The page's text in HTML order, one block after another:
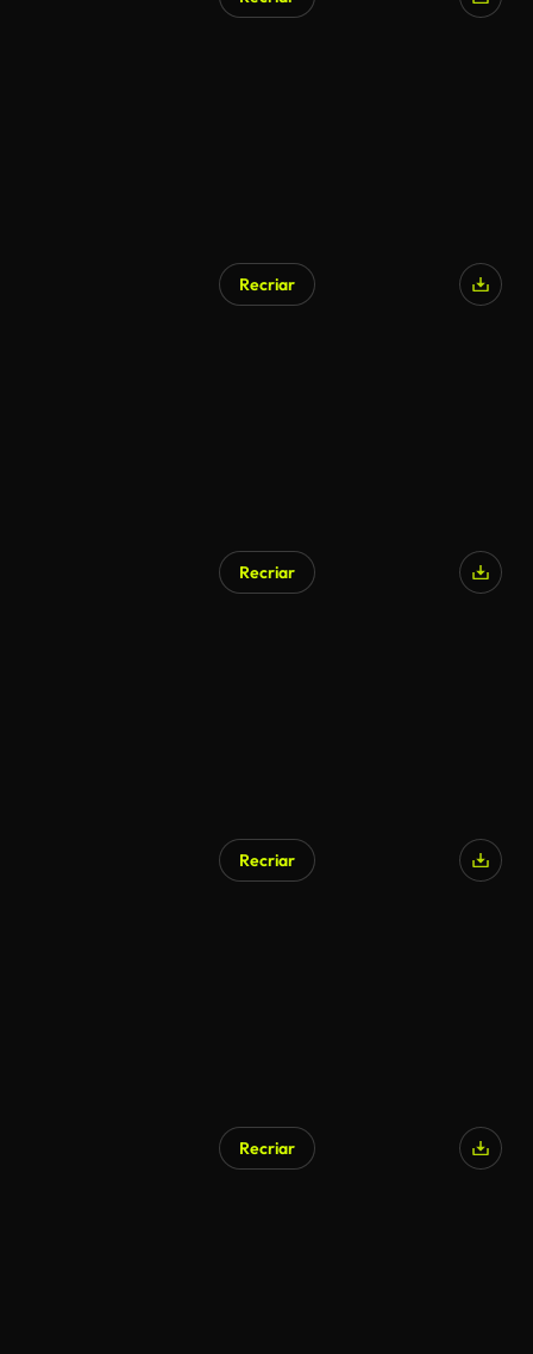
Recriar
Recriar
Recriar
Recriar